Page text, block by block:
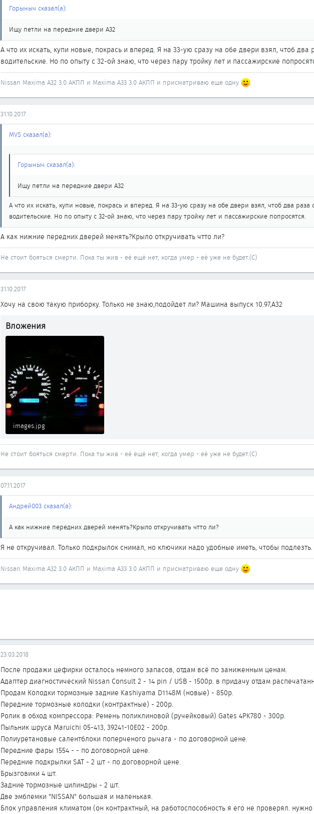
Горыныч сказал(а):
Ищу петли на передние двери А32
А что их искать, купи новые, покрась и вперед. Я на 33-ую сразу на обе двери взял, чтоб
водительские. Но по опыту с 32-ой знаю, что через пару тройку лет и пассажирские
Nissan Maxima A32 3.0 АКПП и Maxima A33 3.0 АКПП и присматриваю еще одну
31.10.2017
MVS сказал(а):
Горыныч сказал(а):
Ищу петли на передние двери А32
А что их искать, купи новые, покрась и вперед. Я на 33-ую сразу на обе двери взял, чтоб два
водительские. Но по опыту с 32-ой знаю, что через пару тройку лет и пассажирские попросятся.
А как нижние передних дверей менять?Крыло откручивать чтто ли?
Не стоит бояться смерти. Пока ты жив - её ещё нет, когда умер - её уже не будет.(С)
31.10.2017
Хочу на свою такую приборку. Только не знаю,подойдет ли? Машина выпуск 10.97,А32
Вложения
images.jpg
6.4 КБ · Просмотры: 1 819
Не стоит бояться смерти. Пока ты жив - её ещё нет, когда умер - её уже не будет.(С)
07.11.2017
Андрей003 сказал(а):
А как нижние передних дверей менять?Крыло откручивать чтто ли?
Я не откручивал. Только подкрылок снимал, но ключики надо удобные иметь, чтобы подлезть.
Nissan Maxima A32 3.0 АКПП и Maxima A33 3.0 АКПП и присматриваю еще одну
23.03.2018
После продажи цефирки осталось немного запасов, отдам всё по заниженным ценам.
Адаптер диагностический Nissan Consult 2 - 14 pin / USB - 1500р. в придачу отдам
Продам Колодки тормозные задние Kashiyama D1148M (новые) - 850р.
Передние тормозные колодки (контрактные) - 200р.
Ролик в обход компрессора: Ремень поликлиновой (ручейковый) Gates 4PK780 - 300р.
Пыльник шруса Maruichi 05-413, 39241-10E02 - 200р.
Полиуретановые салентблоки поперченого рычага - по договорной цене.
Передние фары 1554 - - по договорной цене.
Передние подкрылки SAT - 2 шт - по договорной цене.
Брызговики 4 шт.
Задние тормозные цилиндры - 2 шт.
Две эмблемки "NISSAN" большая и маленькая.
Блок управления климатом (он контрактный, на работоспособность я его не проверял.